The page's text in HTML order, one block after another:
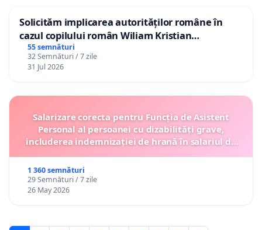
Solicităm implicarea autorităților române în
cazul copilului român Wiliam Kristian
Gheorghe, aflat în plasament în Danemarca de
12 ani
55 semnături
32 Semnături / 7 zile
31 Jul 2026
Salarizare corecta pentru Funcția de Asistent
Personal al persoanei cu dizabilități grave,
includerea indemnizației de hrană în salariul de
1 360 semnături
29 Semnături / 7 zile
26 May 2026